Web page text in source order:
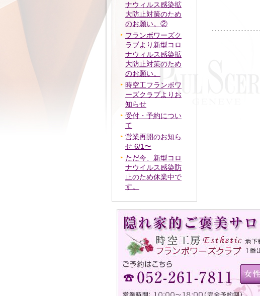
ナウィルス感染拡
大防止対策のため
のお願い。②
フランボワーズク
ラブより新型コロ
ナウィルス感染拡
大防止対策のため
のお願い。
時空工フランボワ
ーズクラブよりお
知らせ
受付・予約につい
て
営業再開のお知ら
せ 6/1〜
ただ今、新型コロ
ナウイルス感染防
止のため休業中で
す。